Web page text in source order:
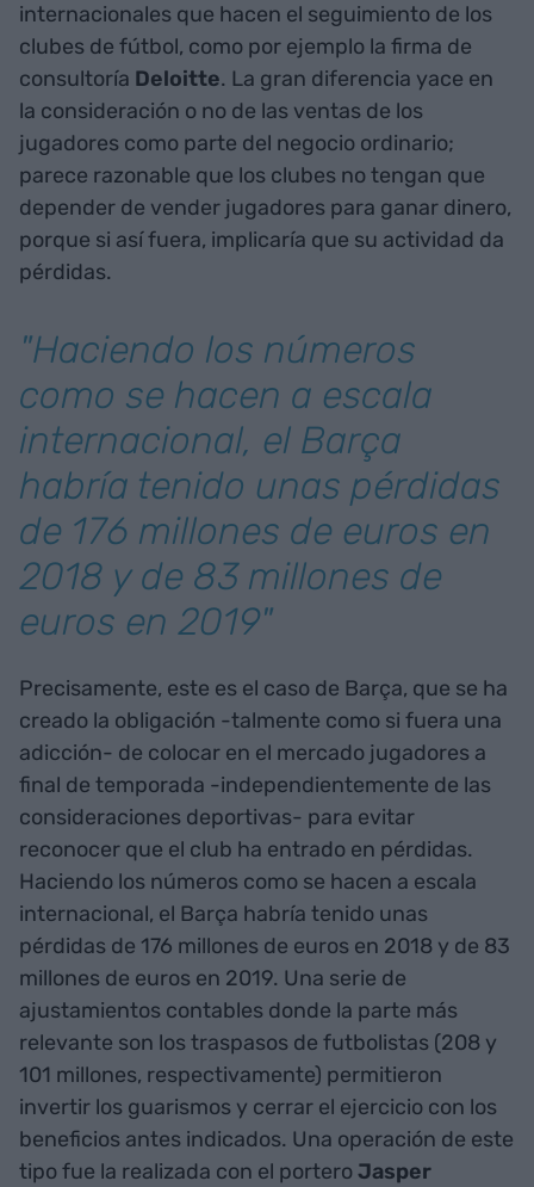
internacionales que hacen el seguimiento de los
clubes de fútbol, como por ejemplo la firma de
consultoría Deloitte. La gran diferencia yace en
la consideración o no de las ventas de los
jugadores como parte del negocio ordinario;
parece razonable que los clubes no tengan que
depender de vender jugadores para ganar dinero,
porque si así fuera, implicaría que su actividad da
pérdidas.
"Haciendo los números
como se hacen a escala
internacional, el Barça
habría tenido unas pérdidas
de 176 millones de euros en
2018 y de 83 millones de
euros en 2019"
Precisamente, este es el caso de Barça, que se ha
creado la obligación -talmente como si fuera una
adicción- de colocar en el mercado jugadores a
final de temporada -independientemente de las
consideraciones deportivas- para evitar
reconocer que el club ha entrado en pérdidas.
Haciendo los números como se hacen a escala
internacional, el Barça habría tenido unas
pérdidas de 176 millones de euros en 2018 y de 83
millones de euros en 2019. Una serie de
ajustamientos contables donde la parte más
relevante son los traspasos de futbolistas (208 y
101 millones, respectivamente) permitieron
invertir los guarismos y cerrar el ejercicio con los
beneficios antes indicados. Una operación de este
tipo fue la realizada con el porteroJasper